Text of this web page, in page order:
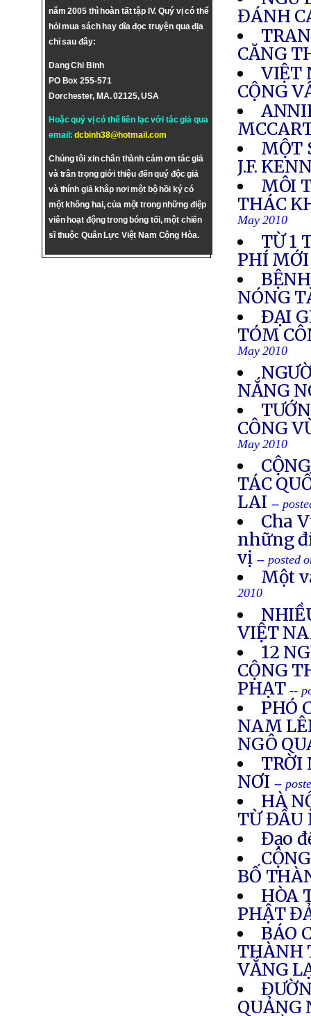
năm 2005 thì hoàn tất tập IV. Quý vị có thể
hỏi mua sách hay dĩa đọc truyện qua địa
chỉ sau đây:
Dang Chi Binh
PO Box 255-571
Dorchester, MA. 02125, USA
Hoặc quý vị có thể liên lạc với tác giả qua
email:dcbinh38@hotmail.com
Chúng tôi xin chân thành cám ơn tác giả
và trân trọng giới thiệu đến quý độc giả
và thính giả khắp nơi một bộ hồi ký có
một không hai, của một trong những điệp
viên hoạt động trong bóng tối, một chiến
sĩ thuộc Quân Lực Việt Nam Cộng Hòa.
ĐÁNH
CĂNG
VIỆT
CỘNG
MỘT
J.F.
MÔI
THÁC
May 2010
TỪ 1
PHÍ MỚI
NÓNG
ÐẠI
TÓM
May 2010
NẮNG
CÔNG
May 2010
TÁC
LAI --
Cha
những
vị -- posted
Một
2010
VIỆT
12
CỘNG
PHẠT --
PHÓ
NAM
NGÔ
TRỜI
NƠI --
HÀ
TỪ ĐẦU
Đạo
BỐ
HÒA
PHẬT
BÁO
THÀNH
VẮNG
QUẢNG